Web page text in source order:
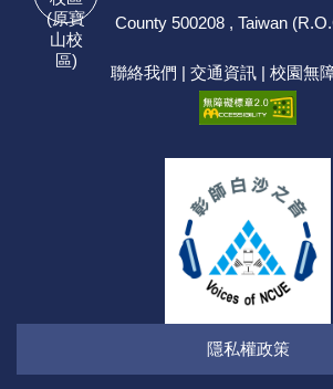
(原寶
山校
區)
County 500208 , Taiwan
聯絡我們 | 交通資訊| 校園無
隱私權政策